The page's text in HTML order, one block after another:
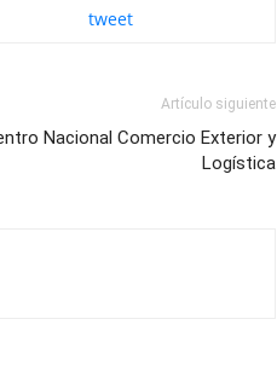
tweet
Artículo siguiente
Nacional Comercio Exterior y
Logística